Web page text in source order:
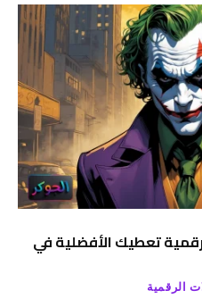
تعطيك الأفضلية في
الرقمية